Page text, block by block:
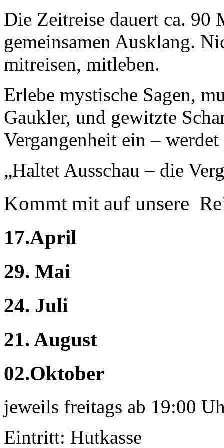
Die Zeitreise dauert ca.
gemeinsamen Ausklang.
mitreisen, mitleben.
Erlebe mystische Sagen,
Gaukler, und gewitzte
Vergangenheit ein –
„Haltet Ausschau – die
Kommt mit auf unsere
17.April
29. Mai
24. Juli
21. August
02.Oktober
jeweils freitags ab 19:00
Eintritt: Hutkasse